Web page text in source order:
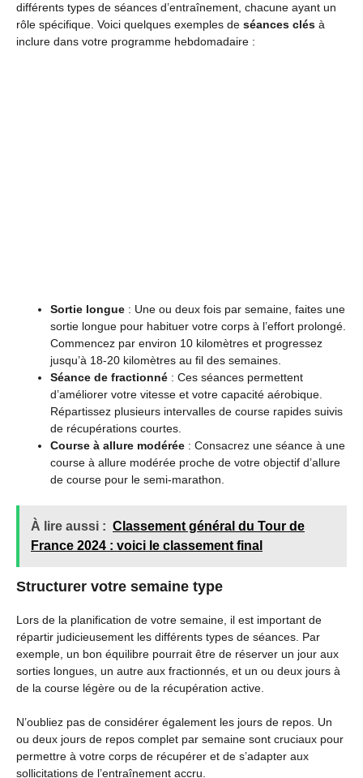
différents types de séances d’entraînement, chacune ayant un
rôle spécifique. Voici quelques exemples de séances clés à
inclure dans votre programme hebdomadaire :
Sortie longue : Une ou deux fois par semaine, faites une
sortie longue pour habituer votre corps à l’effort prolongé.
Commencez par environ 10 kilomètres et progressez
jusqu’à 18-20 kilomètres au fil des semaines.
Séance de fractionné : Ces séances permettent
d’améliorer votre vitesse et votre capacité aérobique.
Répartissez plusieurs intervalles de course rapides suivis
de récupérations courtes.
Course à allure modérée : Consacrez une séance à une
course à allure modérée proche de votre objectif d’allure
de course pour le semi-marathon.
À lire aussi : Classement général du Tour de
France 2024 : voici le classement final
Structurer votre semaine type
Lors de la planification de votre semaine, il est important de
répartir judicieusement les différents types de séances. Par
exemple, un bon équilibre pourrait être de réserver un jour aux
sorties longues, un autre aux fractionnés, et un ou deux jours à
de la course légère ou de la récupération active.
N’oubliez pas de considérer également les jours de repos. Un
ou deux jours de repos complet par semaine sont cruciaux pour
permettre à votre corps de récupérer et de s’adapter aux
sollicitations de l’entraînement accru.